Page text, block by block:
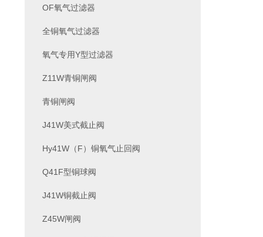
OF氧气过滤器
全铜氧气过滤器
氧气专用Y型过滤器
Z11W青铜闸阀
青铜闸阀
J41W美式截止阀
Hy41W（F）铜氧气止回阀
Q41F型铜球阀
J41W铜截止阀
Z45W闸阀